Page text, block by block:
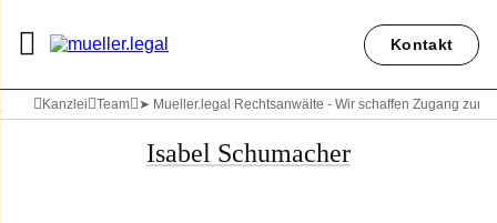
Kontakt
Kanzlei Team ➤ Mueller.legal Rechtsanwälte - Wir schaffen Zugang zum
Isabel Schumacher